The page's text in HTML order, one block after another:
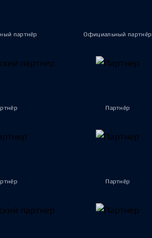
партнёр Официальный партнёр
Партнёр
Партнёр